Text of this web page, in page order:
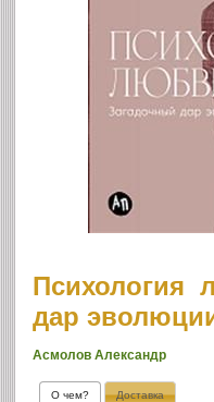
Психология
дар
Асмолов Александр
О чем? Доставка